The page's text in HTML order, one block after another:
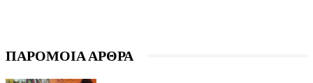
ΠΑΡΟΜΟΙΑ ΑΡΘΡΑ